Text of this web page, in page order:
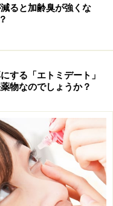
剤は容器から取り出
ュペーパーなどに吸
薬は、袋から出して
エアロゾルなどのス
で、中身を出し切っ
や容器は、各自治体
ルミで作られたPTPシ
て、専用の回収箱を
ゴミとして出すよりも
ると加齢臭が強くな
する「エトミデート」
物なのでしょうか？